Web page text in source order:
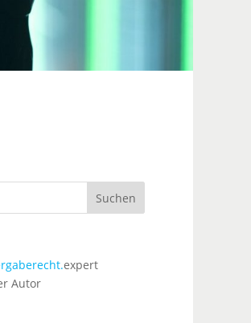
Suchen
expert
Autor